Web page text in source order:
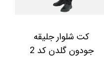
کت شلوار جلیقه
جودون گلدن کد 2